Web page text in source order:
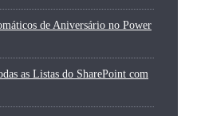
de Aniversário no Power
as Listas do SharePoint com